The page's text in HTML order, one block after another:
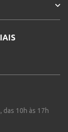
das 10h às 17h